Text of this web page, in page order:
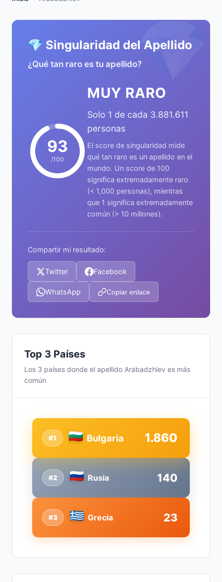
💎
💎 Singularidad del Apellido
¿Qué tan raro es tu apellido?
93
/100
MUY RARO
Solo 1 de cada 3.881.611
personas
El score de singularidad mide
qué tan raro es un apellido en el
mundo. Un score de 100
significa extremadamente raro
(< 1,000 personas), mientras
que 1 significa extremadamente
común (> 10 millones).
Compartir mi resultado:
Twitter Facebook
WhatsApp Copiar enlace
Top 3 Países
Los 3 países donde el apellido Arabadzhiev es más
común
#2 Rusia 140
#1 Bulgaria 1.860
#3 Grecia 23